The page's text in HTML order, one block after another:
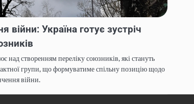
війни: Україна готує зустріч
над створенням переліку союзників, які стануть
групи, що формуватиме спільну позицію щодо
війни.